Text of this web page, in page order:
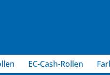
EC-Cash-Rollen